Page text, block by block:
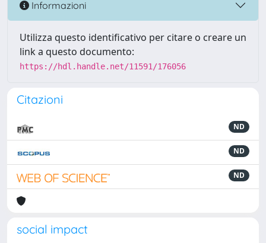
Informazioni
Utilizza questo identificativo per citare o creare un
link a questo documento:
https://hdl.handle.net/11591/176056
Citazioni
ND
ND
ND
social impact